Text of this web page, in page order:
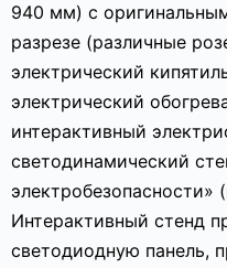
940 мм) с
разрезе (различные
электрический
электрический
интерактивный
светодинамический
Интерактивный стенд
светодиодную панель,